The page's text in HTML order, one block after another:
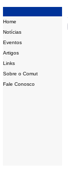
Home
Notícias
Eventos
Artigos
Links
Sobre o Comut
Fale Conosco